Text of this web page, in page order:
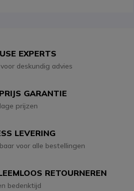
EXPERTS
deskundig advies
GARANTIE
prijzen
LEVERING
voor alle bestellingen
RETOURNEREN
bedenktijd